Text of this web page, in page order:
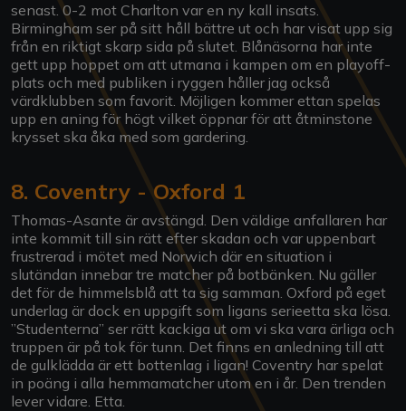
senast. 0-2 mot Charlton var en ny kall insats.
Birmingham ser på sitt håll bättre ut och har visat upp sig
från en riktigt skarp sida på slutet. Blånäsorna har inte
gett upp hoppet om att utmana i kampen om en playoff-
plats och med publiken i ryggen håller jag också
värdklubben som favorit. Möjligen kommer ettan spelas
upp en aning för högt vilket öppnar för att åtminstone
krysset ska åka med som gardering.
8. Coventry - Oxford 1
Thomas-Asante är avstängd. Den väldige anfallaren har
inte kommit till sin rätt efter skadan och var uppenbart
frustrerad i mötet med Norwich där en situation i
slutändan innebar tre matcher på botbänken. Nu gäller
det för de himmelsblå att ta sig samman. Oxford på eget
underlag är dock en uppgift som ligans serieetta ska lösa.
”Studenterna” ser rätt kackiga ut om vi ska vara ärliga och
truppen är på tok för tunn. Det finns en anledning till att
de gulklädda är ett bottenlag i ligan! Coventry har spelat
in poäng i alla hemmamatcher utom en i år. Den trenden
lever vidare. Etta.